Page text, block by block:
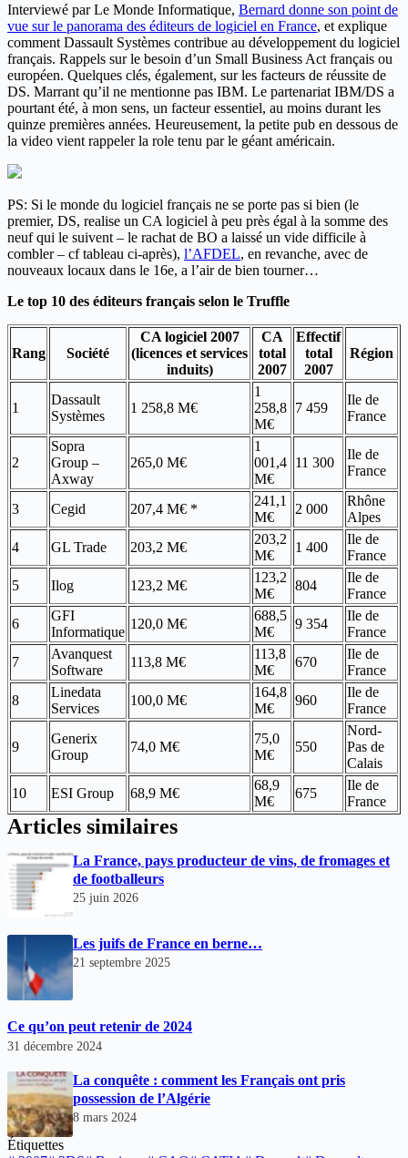
Interviewé par Le Monde Informatique, Bernard donne son point de
vue sur le panorama des éditeurs de logiciel en France, et explique
comment Dassault Systèmes contribue au développement du logiciel
français. Rappels sur le besoin d’un Small Business Act français ou
européen. Quelques clés, également, sur les facteurs de réussite de
DS. Marrant qu’il ne mentionne pas IBM. Le partenariat IBM/DS a
pourtant été, à mon sens, un facteur essentiel, au moins durant les
quinze premières années. Heureusement, la petite pub en dessous de
la video vient rappeler la role tenu par le géant américain.
PS: Si le monde du logiciel français ne se porte pas si bien (le
premier, DS, realise un CA logiciel à peu près égal à la somme des
neuf qui le suivent – le rachat de BO a laissé un vide difficile à
combler – cf tableau ci-après), l’AFDEL, en revanche, avec de
nouveaux locaux dans le 16e, a l’air de bien tourner…
Le top 10 des éditeurs français selon le Truffle
Rang Société
CA logiciel 2007
(licences et services
induits)
CA
total
2007
Effectif
total
2007
Région
1
Dassault
Systèmes
1 258,8 M€
1
258,8
M€
7 459
Ile de
France
2
Sopra
Group –
Axway
265,0 M€
1
001,4
M€
11 300
Ile de
France
3 Cegid 207,4 M€ *
241,1
M€
2 000
Rhône
Alpes
4
GL Trade 203,2 M€
203,2
M€
1 400
Ile de
France
5
Ilog 123,2 M€
123,2
M€
804
Ile de
France
6
GFI
Informatique
120,0 M€
688,5
M€
9 354
Ile de
France
7
Avanquest
Software
113,8 M€
113,8
M€
670
Ile de
France
8
Linedata
Services
100,0 M€
164,8
M€
960
Ile de
France
9
Generix
Group
74,0 M€
75,0
M€
550
Nord-
Pas de
Calais
10
ESI Group 68,9 M€
68,9
M€
675
Ile de
France
Articles similaires
La France, pays producteur de vins, de fromages et
de footballeurs
25 juin 2026
Les juifs de France en berne…
21 septembre 2025
Ce qu’on peut retenir de 2024
31 décembre 2024
La conquête : comment les Français ont pris
possession de l’Algérie
8 mars 2024
Étiquettes